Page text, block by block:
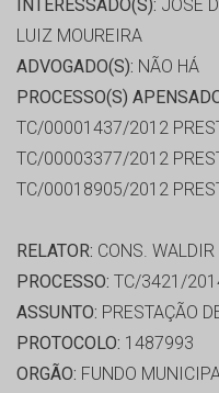
INTERESSADO(S): JOSE
LUIZ MOUREIRA
ADVOGADO(S): NÃO HÁ
PROCESSO(S)
TC/00001437/2012
TC/00003377/2012
TC/00018905/2012
RELATOR: CONS.
PROCESSO: TC/3421/
ASSUNTO: PRESTAÇÃO
PROTOCOLO: 1487993
ORGÃO: FUNDO